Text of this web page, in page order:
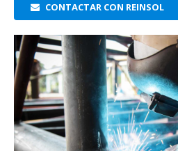
CONTACTAR CON REINSOL